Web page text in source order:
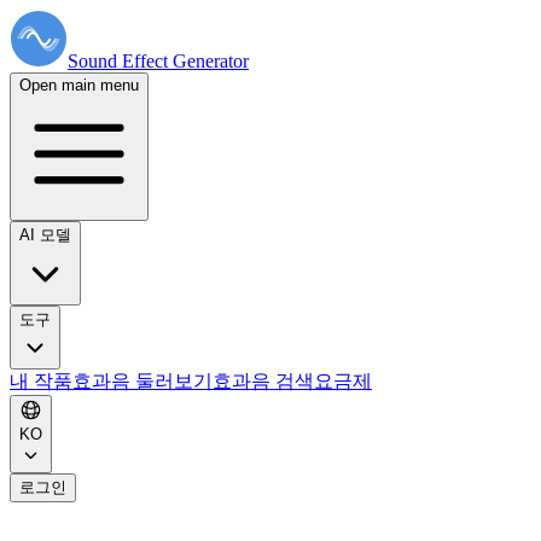
Sound Effect Generator
Open main menu
AI 모델
도구
내 작품효과음 둘러보기 효과음 검색 요금제
KO
로그인